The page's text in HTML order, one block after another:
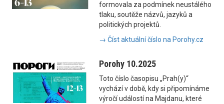
formovala za podmínek neustálého
tlaku, soutěže názvů, jazyků a
politických projektů.
→ Číst aktuální číslo na Porohy.cz
Porohy 10.2025
Toto číslo časopisu „Prah(y)“
vychází v době, kdy si připomínáme
výročí událostí na Majdanu, které